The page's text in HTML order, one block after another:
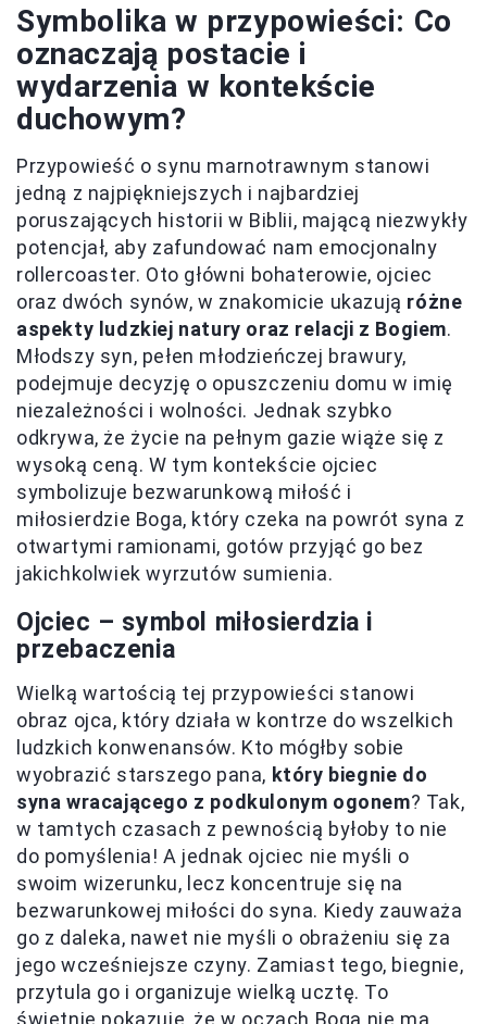
Symbolika w przypowieści: Co
oznaczają postacie i
wydarzenia w kontekście
duchowym?
Przypowieść o synu marnotrawnym stanowi
jedną z najpiękniejszych i najbardziej
poruszających historii w Biblii, mającą niezwykły
potencjał, aby zafundować nam emocjonalny
rollercoaster. Oto główni bohaterowie, ojciec
oraz dwóch synów, w znakomicie ukazują różne
aspekty ludzkiej natury oraz relacji z Bogiem.
Młodszy syn, pełen młodzieńczej brawury,
podejmuje decyzję o opuszczeniu domu w imię
niezależności i wolności. Jednak szybko
odkrywa, że życie na pełnym gazie wiąże się z
wysoką ceną. W tym kontekście ojciec
symbolizuje bezwarunkową miłość i
miłosierdzie Boga, który czeka na powrót syna z
otwartymi ramionami, gotów przyjąć go bez
jakichkolwiek wyrzutów sumienia.
Ojciec – symbol miłosierdzia i
przebaczenia
Wielką wartością tej przypowieści stanowi
obraz ojca, który działa w kontrze do wszelkich
ludzkich konwenansów. Kto mógłby sobie
wyobrazić starszego pana, który biegnie do
syna wracającego z podkulonym ogonem? Tak,
w tamtych czasach z pewnością byłoby to nie
do pomyślenia! A jednak ojciec nie myśli o
swoim wizerunku, lecz koncentruje się na
bezwarunkowej miłości do syna. Kiedy zauważa
go z daleka, nawet nie myśli o obrażeniu się za
jego wcześniejsze czyny. Zamiast tego, biegnie,
przytula go i organizuje wielką ucztę. To
świetnie pokazuje, że w oczach Boga nie ma